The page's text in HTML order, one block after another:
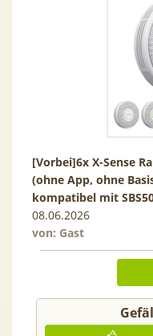
[Vorbei]6x X-Sense
(ohne App, ohne
kompatibel mit
08.06.2026
von: Gast